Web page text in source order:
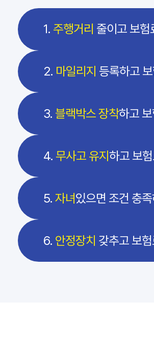
1. 주행거리 줄이고 보험
2. 마일리지 등록하고
3. 블랙박스 장착하고 보
4. 무사고 유지 하고 보험
5. 자녀있으면 조건 충
6. 안정장치 갖추고 보험